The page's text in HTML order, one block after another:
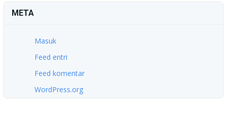
META
Masuk
Feed entri
Feed komentar
WordPress.org